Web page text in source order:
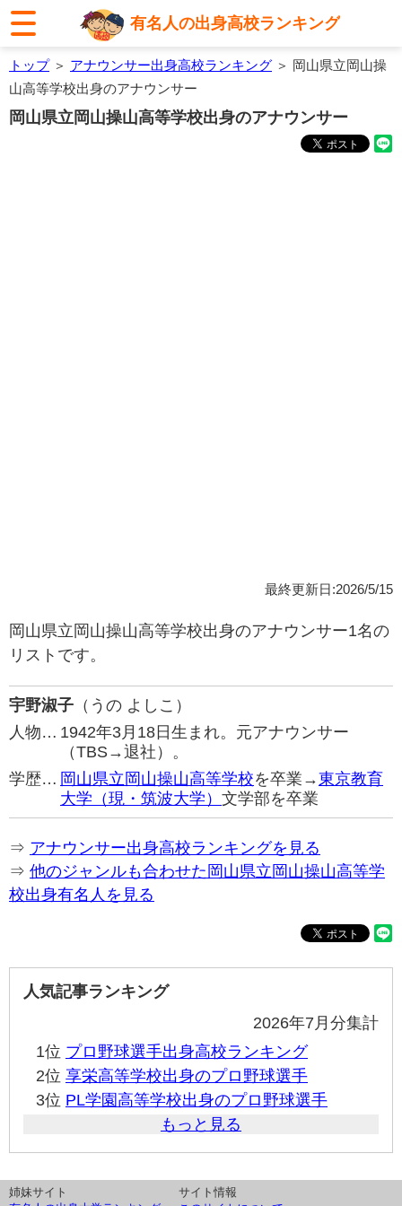
有名人の出身高校ランキング
トップ＞ アナウンサー出身高校ランキング ＞ 岡山県立岡山操
山高等学校出身のアナウンサー
岡山県立岡山操山高等学校出身のアナウンサー
最終更新日:2026/5/15
岡山県立岡山操山高等学校出身のアナウンサー1名の
リストです。
宇野淑子 （うの よしこ）
人物… 1942年3月18日生まれ。元アナウンサー
（TBS→退社）。
学歴… 岡山県立岡山操山高等学校を卒業→東京教育
大学（現・筑波大学） 文学部を卒業
⇒ アナウンサー出身高校ランキングを見る
⇒ 他のジャンルも合わせた岡山県立岡山操山高等学
校出身有名人を見る
人気記事ランキング
2026年7月分集計
1位 プロ野球選手出身高校ランキング
2位 享栄高等学校出身のプロ野球選手
3位 PL学園高等学校出身のプロ野球選手
もっと見る
姉妹サイト
サイト情報